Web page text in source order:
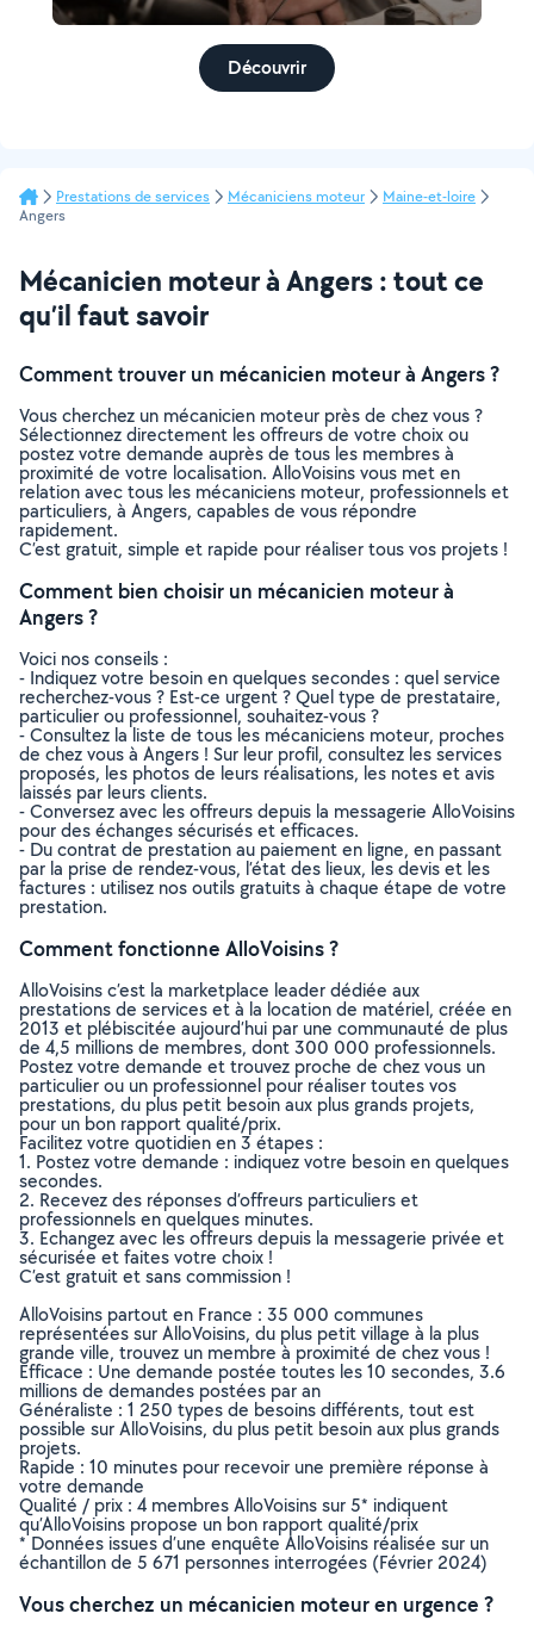
Découvrir
Prestations de services Mécaniciens moteur
Maine-et-loire
Angers
Mécanicien moteur à Angers : tout ce
qu’il faut savoir
Comment trouver un mécanicien moteur à Angers ?
Vous cherchez un mécanicien moteur près de chez vous ?
Sélectionnez directement les offreurs de votre choix ou
postez votre demande auprès de tous les membres à
proximité de votre localisation. AlloVoisins vous met en
relation avec tous les mécaniciens moteur, professionnels et
particuliers, à Angers, capables de vous répondre
rapidement.
C’est gratuit, simple et rapide pour réaliser tous vos projets !
Comment bien choisir un mécanicien moteur à
Angers ?
Voici nos conseils :
- Indiquez votre besoin en quelques secondes : quel service
recherchez-vous ? Est-ce urgent ? Quel type de prestataire,
particulier ou professionnel, souhaitez-vous ?
- Consultez la liste de tous les mécaniciens moteur, proches
de chez vous à Angers ! Sur leur profil, consultez les services
proposés, les photos de leurs réalisations, les notes et avis
laissés par leurs clients.
- Conversez avec les offreurs depuis la messagerie AlloVoisins
pour des échanges sécurisés et efficaces.
- Du contrat de prestation au paiement en ligne, en passant
par la prise de rendez-vous, l’état des lieux, les devis et les
factures : utilisez nos outils gratuits à chaque étape de votre
prestation.
Comment fonctionne AlloVoisins ?
AlloVoisins c’est la marketplace leader dédiée aux
prestations de services et à la location de matériel, créée en
2013 et plébiscitée aujourd’hui par une communauté de plus
de 4,5 millions de membres, dont 300 000 professionnels.
Postez votre demande et trouvez proche de chez vous un
particulier ou un professionnel pour réaliser toutes vos
prestations, du plus petit besoin aux plus grands projets,
pour un bon rapport qualité/prix.
Facilitez votre quotidien en 3 étapes :
1. Postez votre demande : indiquez votre besoin en quelques
secondes.
2. Recevez des réponses d’offreurs particuliers et
professionnels en quelques minutes.
3. Echangez avec les offreurs depuis la messagerie privée et
sécurisée et faites votre choix !
C’est gratuit et sans commission !
AlloVoisins partout en France : 35 000 communes
représentées sur AlloVoisins, du plus petit village à la plus
grande ville, trouvez un membre à proximité de chez vous !
Efficace : Une demande postée toutes les 10 secondes, 3.6
millions de demandes postées par an
Généraliste : 1 250 types de besoins différents, tout est
possible sur AlloVoisins, du plus petit besoin aux plus grands
projets.
Rapide : 10 minutes pour recevoir une première réponse à
votre demande
Qualité / prix : 4 membres AlloVoisins sur 5* indiquent
qu’AlloVoisins propose un bon rapport qualité/prix
* Données issues d’une enquête AlloVoisins réalisée sur un
échantillon de 5 671 personnes interrogées (Février 2024)
Vous cherchez un mécanicien moteur en urgence ?